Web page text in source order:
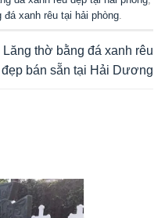
xanh rêu tại hải phòng
Lăng thờ bằng đá xanh rêu
đẹp bán sẵn tại Hải Dương